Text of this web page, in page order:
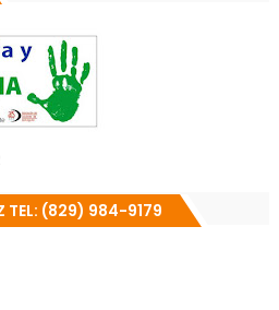
TEL: (829) 984-9179